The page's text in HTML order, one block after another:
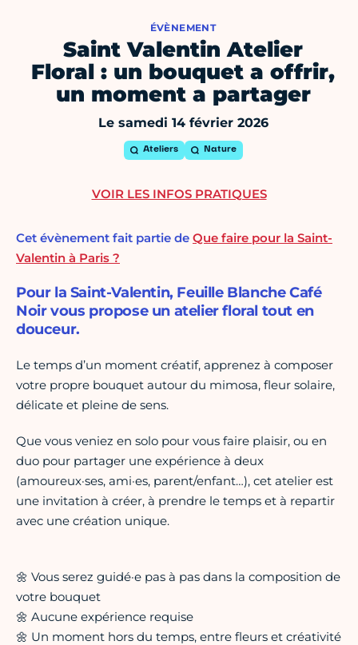
ÉVÈNEMENT
Saint Valentin Atelier
Floral : un bouquet a offrir,
un moment a partager
Le samedi 14 février 2026
Ateliers Nature
Cet évènement fait partie de Que faire pour la Saint-
Valentin à Paris ?
Pour la Saint-Valentin, Feuille Blanche Café
Noir vous propose un atelier floral tout en
douceur.
Le temps d’un moment créatif, apprenez à composer
votre propre bouquet autour du mimosa, fleur solaire,
délicate et pleine de sens.
Que vous veniez en solo pour vous faire plaisir, ou en
duo pour partager une expérience à deux
(amoureux·ses, ami·es, parent/enfant…), cet atelier est
une invitation à créer, à prendre le temps et à repartir
avec une création unique.
🌼 Vous serez guidé·e pas à pas dans la composition de
votre bouquet
🌼 Aucune expérience requise
🌼 Un moment hors du temps, entre fleurs et créativité
VOIR LES INFOS PRATIQUES